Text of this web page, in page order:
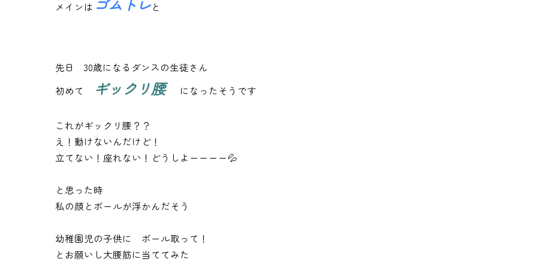
メインは ゴムトレと
先日 30歳になるダンスの生徒さん
初めて
ギックリ腰 になったそうです
これがギックリ腰？？
え！動けないんだけど！
立てない！座れない！どうしよーーーー💦
と思った時
私の顔とボールが浮かんだそう
幼稚園児の子供に ボール取って！
とお願いし大腰筋に当ててみた